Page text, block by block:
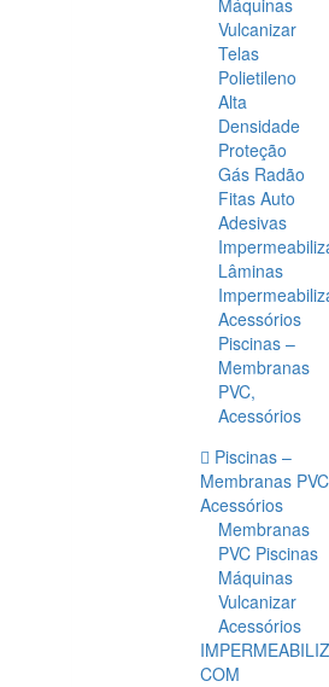
Máquinas
Vulcanizar
Telas
Polietileno
Alta
Densidade
Proteção
Gás Radão
Fitas Auto
Adesivas
Lâminas
Acessórios
Piscinas –
Membranas
PVC,
Acessórios
Piscinas –
Membranas
Acessórios
Membranas
PVC Piscinas
Máquinas
Vulcanizar
Acessórios
COM